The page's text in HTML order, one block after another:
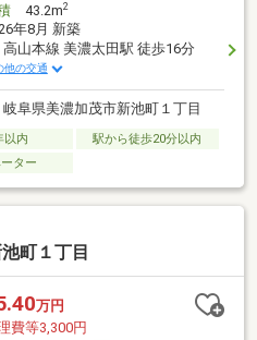
43.2m2
年8月 新築
高山本線 美濃太田駅 徒歩16分
他の交通
岐阜県美濃加茂市新池町１丁目
以内
駅から徒歩20分以内
ター
町１丁目
万円
費等3,300円